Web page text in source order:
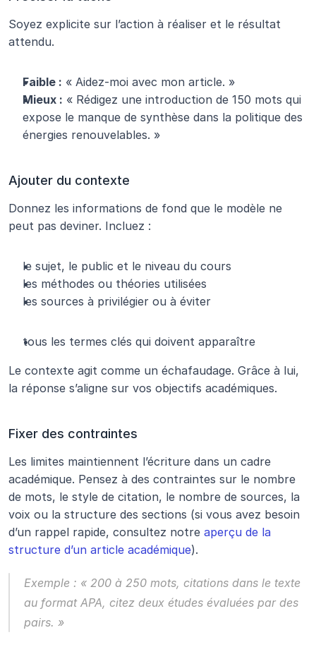
Soyez explicite sur l’action à réaliser et le résultat
attendu.
Faible : « Aidez-moi avec mon article. »
Mieux : « Rédigez une introduction de 150 mots qui
expose le manque de synthèse dans la politique des
énergies renouvelables. »
Ajouter du contexte
Donnez les informations de fond que le modèle ne
peut pas deviner. Incluez :
le sujet, le public et le niveau du cours
les méthodes ou théories utilisées
les sources à privilégier ou à éviter
tous les termes clés qui doivent apparaître
Le contexte agit comme un échafaudage. Grâce à lui,
la réponse s’aligne sur vos objectifs académiques.
Fixer des contraintes
Les limites maintiennent l’écriture dans un cadre
académique. Pensez à des contraintes sur le nombre
de mots, le style de citation, le nombre de sources, la
voix ou la structure des sections (si vous avez besoin
d’un rappel rapide, consultez notre aperçu de la
structure d’un article académique).
Exemple : « 200 à 250 mots, citations dans le texte
au format APA, citez deux études évaluées par des
pairs. »